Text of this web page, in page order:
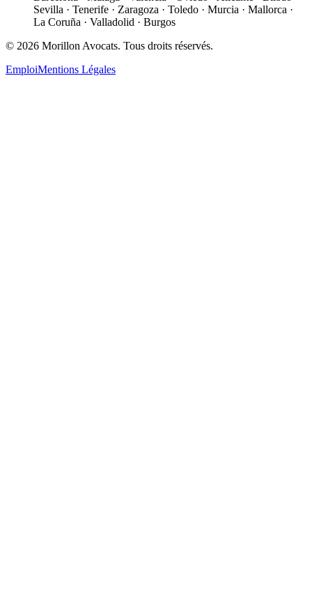
Sevilla · Tenerife · Zaragoza · Toledo · Murcia · Mallorca ·
La Coruña · Valladolid · Burgos
© 2026 Morillon Avocats. Tous droits réservés.
EmploiMentions Légales